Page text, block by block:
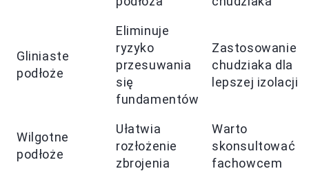
Gliniaste
podłoże
Eliminuje
ryzyko
przesuwania
się
fundamentów
Zastosowanie
chudziaka dla
lepszej izolacji
Wilgotne
podłoże
Ułatwia
rozłożenie
zbrojenia
Warto
skonsultować z
fachowcem